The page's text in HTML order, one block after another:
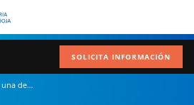
SOLICITA INFORMACIÓN
Consigue una de las 30 nuevas becas UNIR-OIJ que beneficiarán a estudiantes de toda América